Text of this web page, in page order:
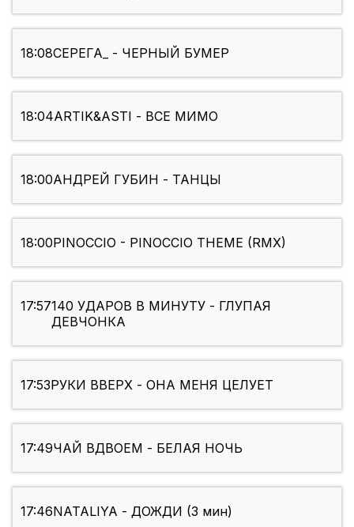
18:08СЕРЕГА_ - ЧЕРНЫЙ БУМЕР
18:04ARTIK&ASTI - ВСЕ МИМО
18:00АНДРЕЙ ГУБИН - ТАНЦЫ
18:00PINOCCIO - PINOCCIO THEME (RMX)
17:57140 УДАРОВ В МИНУТУ - ГЛУПАЯ
ДЕВЧОНКА
17:53РУКИ ВВЕРХ - ОНА МЕНЯ ЦЕЛУЕТ
17:49ЧАЙ ВДВОЕМ - БЕЛАЯ НОЧЬ
17:46NATALIYA - ДОЖДИ (3 мин)